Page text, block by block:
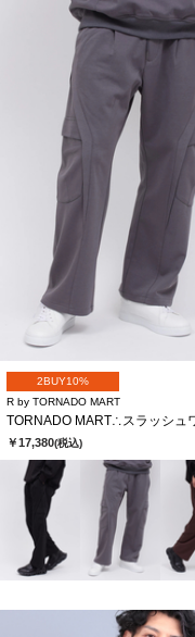
2BUY10%
R by TORNADO MART
￥17,380(税込)